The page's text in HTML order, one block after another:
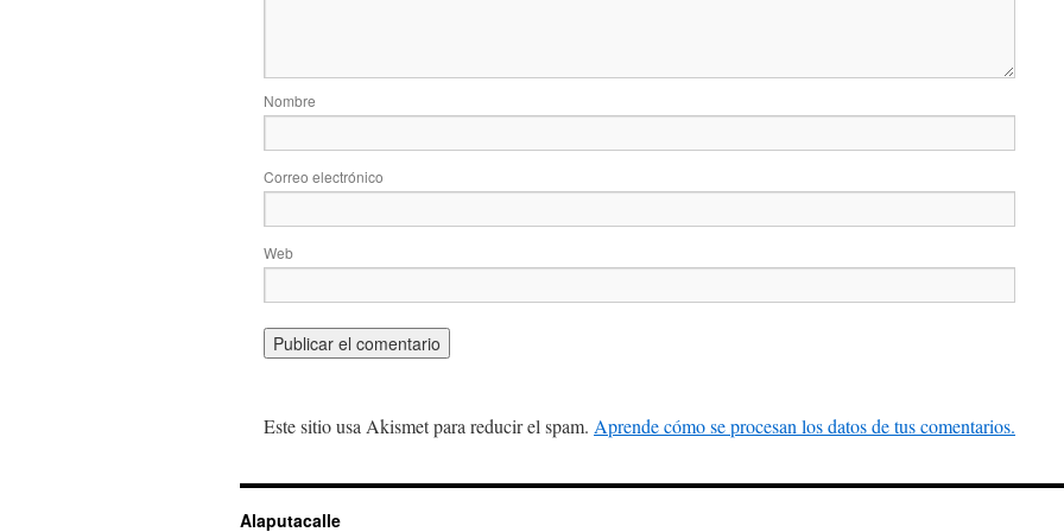
Nombre
Correo electrónico
Web
Este sitio usa Akismet para reducir el spam. Aprende cómo se procesan los datos de tus comentarios.
Alaputacalle